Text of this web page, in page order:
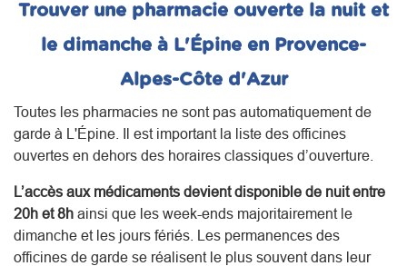
Trouver une pharmacie ouverte la nuit et
le dimanche à L'Épine en Provence-
Alpes-Côte d'Azur
Toutes les pharmacies ne sont pas automatiquement de
garde à L'Épine. Il est important la liste des officines
ouvertes en dehors des horaires classiques d’ouverture.
L’accès aux médicaments devient disponible de nuit entre
20h et 8h ainsi que les week-ends majoritairement le
dimanche et les jours fériés. Les permanences des
officines de garde se réalisent le plus souvent dans leur